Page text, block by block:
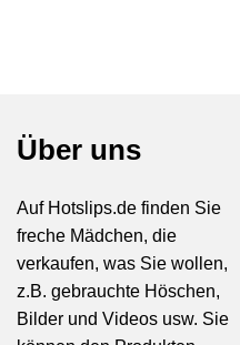
Über uns
Auf Hotslips.de finden Sie
freche Mädchen, die
verkaufen, was Sie wollen,
z.B. gebrauchte Höschen,
Bilder und Videos usw. Sie